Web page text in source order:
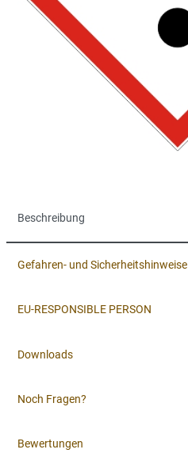
Beschreibung
Gefahren- und Sicherheitshinweise
EU-RESPONSIBLE PERSON
Downloads
Noch Fragen?
Bewertungen